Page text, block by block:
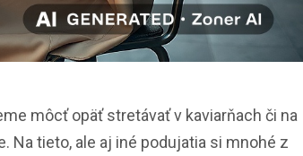
môcť opäť stretávať v kaviarňach či na
Na tieto, ale aj iné podujatia si mnohé z